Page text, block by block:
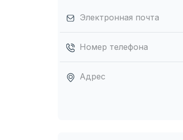
Электронная почта
Номер телефона
Адрес